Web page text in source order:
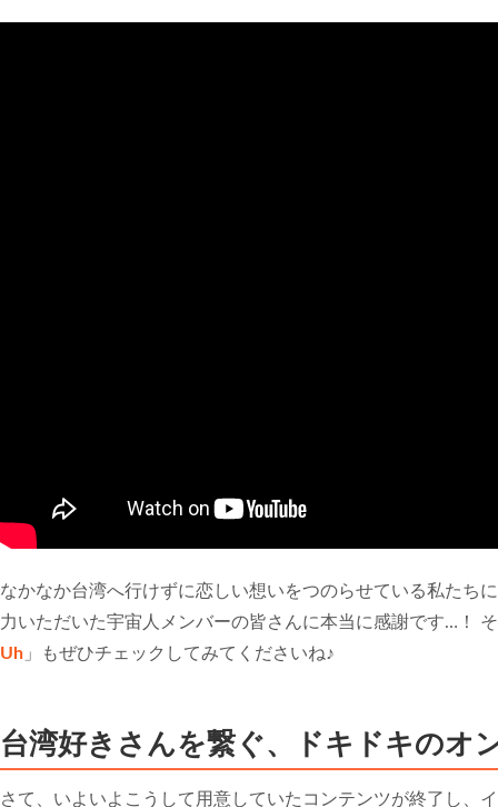
なかなか台湾へ行けずに恋しい想いをつのらせている私たち
力いただいた宇宙人メンバーの皆さんに本当に感謝です…！
Uh 」もぜひチェックしてみてくださいね♪
台湾好きさんを繋ぐ、ドキドキのオ
さて、いよいよこうして用意していたコンテンツが終了し、